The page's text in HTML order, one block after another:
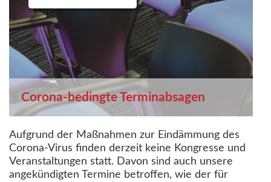
Corona-bedingte Terminabsagen
Aufgrund der Maßnahmen zur Eindämmung des
Corona-Virus finden derzeit keine Kongresse und
Veranstaltungen statt. Davon sind auch unsere
angekündigten Termine betroffen, wie der für